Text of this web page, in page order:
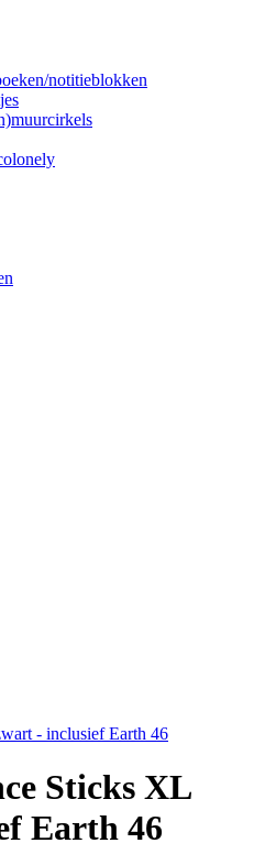
notitieblokken
Sticks XL
Earth 46